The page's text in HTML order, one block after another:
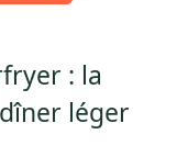
: la
léger